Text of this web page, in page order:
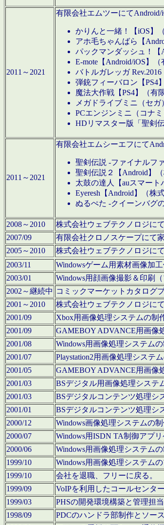
2011～2021
有限会社エムツーにて
かりんと一緒！【iOS】
アホ毛ちゃんばら【
パックマンダッシュ！【
E-mote【Android/iOS】（
バトルガレッガ
弾銃フィーバロン【PS4
魔法大作戦【PS4】（有
メガドライブミニ（セガ
PCエンジンミニ（コナミ
HDリマスター版「聖剣
2011～2021
有限会社エムシーエフにて
聖剣伝説 -ファイナルフ
聖剣伝説２【Android】
太鼓の達人【auスマート
Eyeresh【Android】（株
ぬるぺた -クイーンバグ
2008～2010
株式会社ウェブテクノロジに
2007/09
有限会社クロノスケープにて
2005～2010
株式会社ウェブテクノロジに
2003/11
Windowsゲーム用素材画像加工
2003/01
Windows用顔画像撮影＆印刷
2002～継続中 コミックマーケットカタログ
2001～2010
株式会社ウェブテクノロジに
2001/09
Xbox用画像処理システムの制
2001/09
GAMEBOY ADVANCE用画像
2001/08
Windows用画像処理システム
2001/07
Playstation2用画像処理システ
2001/05
GAMEBOY ADVANCE用画像
2001/03
BSデジタル用画像処理システ
2001/03
BSデジタルコンテンツ処理シ
2001/01
BSデジタルコンテンツ処理シ
2000/12
Windows画像処理システムの
2000/07
Windows用ISDN TA制御アプリ
2000/06
Windows用画像処理システム
1999/10
Windows用画像処理システムの
1999/10
会社を退職、フリーに戻る。
1999/09
VoIPを利用したコールセンタ
1999/03
PHSの開発環境構築と管理担当
1998/09
PDCのハンドラ部制作とソー